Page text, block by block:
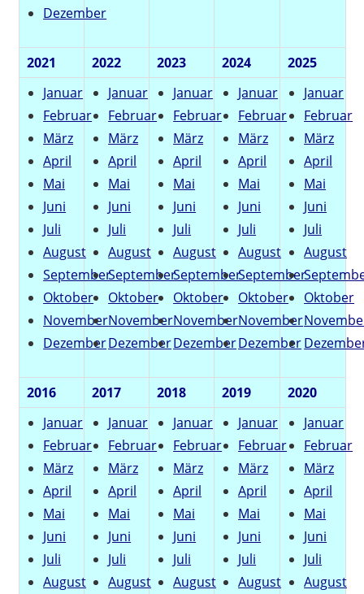
Dezember
2021 2022 2023 2024
2025
Januar
Februar
März
April
Mai
Juni
Juli
August
September
Oktober
November
Dezember
Januar
Februar
März
April
Mai
Juni
Juli
August
September
Oktober
November
Dezember
Januar
Februar
März
April
Mai
Juni
Juli
August
September
Oktober
November
Dezember
Januar
Februar
März
April
Mai
Juni
Juli
August
September
Oktober
November
Dezember
Januar
Februar
März
April
Mai
Juni
Juli
August
Oktober
2016 2017 2018 2019
2020
Januar
Februar
März
April
Mai
Juni
Juli
August
Januar
Februar
März
April
Mai
Juni
Juli
August
Januar
Februar
März
April
Mai
Juni
Juli
August
Januar
Februar
März
April
Mai
Juni
Juli
August
Januar
Februar
März
April
Mai
Juni
Juli
August